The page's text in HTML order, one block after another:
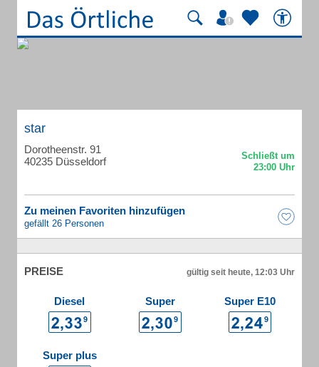
star
Dorotheenstr. 91
40235 Düsseldorf
Zu meinen Favoriten hinzufügen
gefällt 26 Personen
PREISE gültig seit heute, 12:03 Uhr
Diesel Super Super E10
Super plus